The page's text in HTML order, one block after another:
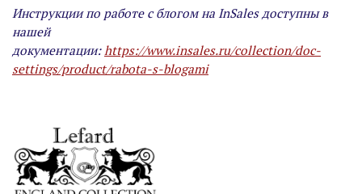
Инструкции по работе с блогом на InSales доступны в
нашей
документации:https://www.insales.ru/collection/doc-
settings/product/rabota-s-blogami